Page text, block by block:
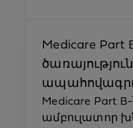
Medicare Part
Medicare Part
ամբուլատոր